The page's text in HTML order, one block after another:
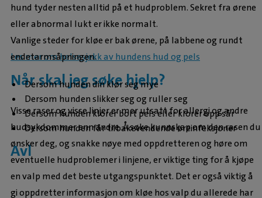
hund tyder nesten alltid på et hudproblem. Sekret fra ørene
eller abnormal lukt er ikke normalt.
Les mer om helsesjekk av hundens hud og pels
Når skal jeg søke hjelp?
Vanlige steder for kløe er bak ørene, på labbene og rundt
endetarmsåpningen.
Dersom hunden din klør seg mye
Dersom hunden slikker seg og ruller seg
Dersom hunden klorer bort pels eller klorer opp sår
Dersom hunden får tilbakevendende øreinfeksjoner
Avl
Visse raser og visse linjer er mer utsatt for allergi og andre
hudsykdommer enn andre. Å søke kunnskap om den rasen du
ønsker deg, og snakke nøye med oppdretteren og høre om
eventuelle hudproblemer i linjene, er viktige ting for å kjøpe
en valp med det beste utgangspunktet. Det er også viktig å
gi oppdretter informasjon om kløe hos valp du allerede har